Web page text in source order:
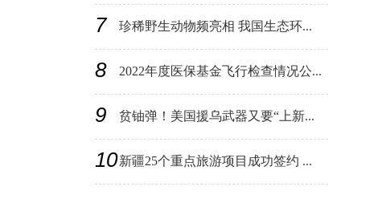
7 珍稀野生动物频亮相 我国生态环...
8 2022年度医保基金飞行检查情况公...
9 贫铀弹！美国援乌武器又要“上新...
10新疆25个重点旅游项目成功签约 ...